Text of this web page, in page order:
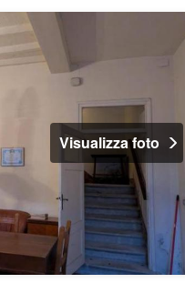
Visualizza foto